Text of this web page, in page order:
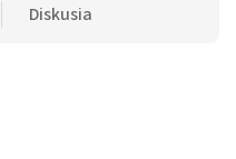
Diskusia